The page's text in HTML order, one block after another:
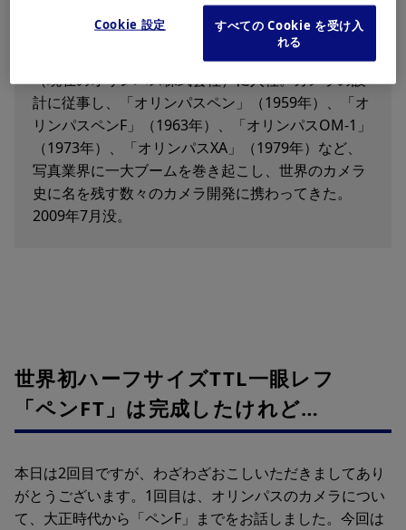
カメラに親しみ、写真を撮ることが好きだった。大
学では機械工学を学ぶ。
1956（昭和31）年にオリンパス光学工業株式会社
（現在のオリンパス株式会社）に入社。カメラの設
計に従事し、「オリンパスペン」（1959年）、「オ
リンパスペンF」（1963年）、「オリンパスOM-1」
（1973年）、「オリンパスXA」（1979年）など、
写真業界に一大ブームを巻き起こし、世界のカメラ
史に名を残す数々のカメラ開発に携わってきた。
2009年7月没。
世界初ハーフサイズTTL一眼レフ
「ペンFT」は完成したけれど…
本日は2回目ですが、わざわざおこしいただきましてあり
がとうございます。1回目は、オリンパスのカメラについ
て、大正時代から「ペンF」までをお話しました。今回は
Cookie 設定
すべての Cookie を受け入
れる